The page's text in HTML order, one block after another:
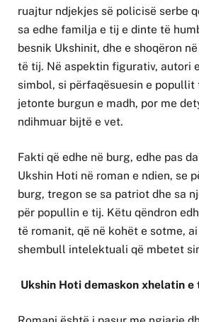
ruajtur ndjekjes së policisë serbe
sa edhe familja e tij e dinte të
besnik Ukshinit, dhe e shoqëron
të tij. Në aspektin figurativ, autori
simbol, si përfaqësuesin e popullit
jetonte burgun e madh, por me
ndihmuar bijtë e vet.
Fakti që edhe në burg, edhe pas
Ukshin Hoti në roman e ndien, se
burg, tregon se sa patriot dhe sa
për popullin e tij. Këtu qëndron
të romanit, që në kohët e sotme,
shembull intelektuali që mbetet
Ukshin Hoti demaskon xhelatin e